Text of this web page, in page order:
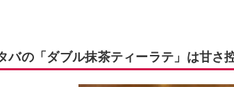
バの「ダブル抹茶ティーラテ」は甘さ